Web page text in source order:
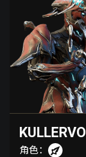
KULLERVO
角色：